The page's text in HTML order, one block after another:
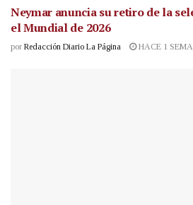
Neymar anuncia su retiro de la
el Mundial de 2026
por Redacción Diario La Página HACE 1